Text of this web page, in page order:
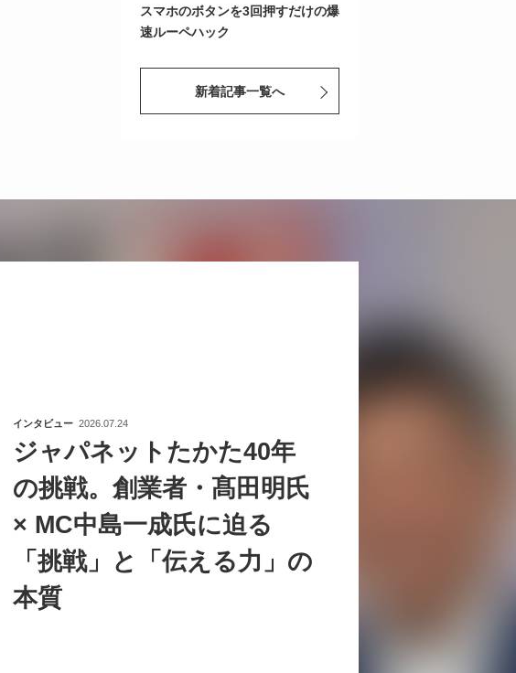
スマホのボタンを3回押すだけの爆
速ルーペハック
新着記事一覧へ
インタビュー 2026.07.24
ジャパネットたかた40年
の挑戦。創業者・髙田明氏
× MC中島一成氏に迫る
「挑戦」と「伝える力」の
本質